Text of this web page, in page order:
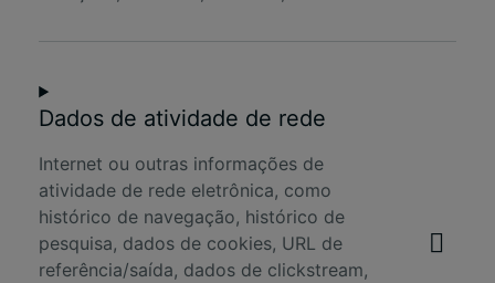
Dados de atividade de rede
Internet ou outras informações de
atividade de rede eletrônica, como
histórico de navegação, histórico de
pesquisa, dados de cookies, URL de
referência/saída, dados de clickstream,